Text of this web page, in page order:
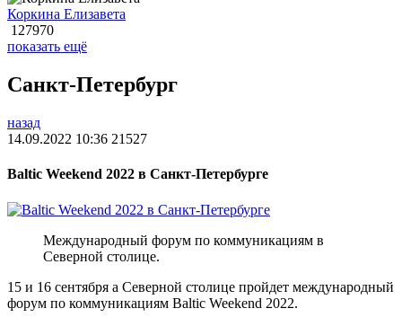
Коркина Елизавета
127970
показать ещё
Санкт-Петербург
назад
14.09.2022 10:36 21527
Baltic Weekend 2022 в Санкт-Петербурге
Международный форум по коммуникациям в
Северной столице.
15 и 16 сентября а Северной столице пройдет международный
форум по коммуникациям Baltic Weekend 2022.